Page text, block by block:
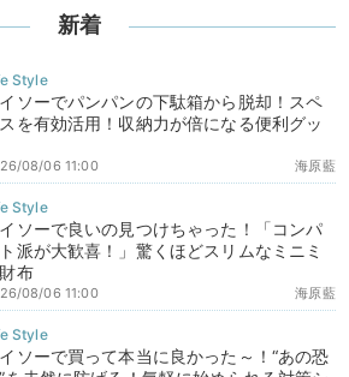
新着
ソーでパンパンの下駄箱から脱却！スペ
を有効活用！収納力が倍になる便利グッ
海原藍
08/06 11:00
ソーで良いの見つけちゃった！「コンパ
派が大歓喜！」驚くほどスリムなミニミ
布
海原藍
08/06 11:00
ソーで買って本当に良かった～！“あの恐